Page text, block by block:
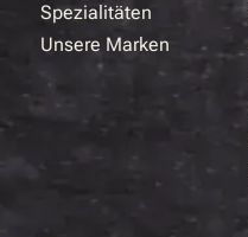
Spezialitäten
Unsere Marken